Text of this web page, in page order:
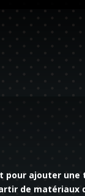
pour ajouter une
de matériaux